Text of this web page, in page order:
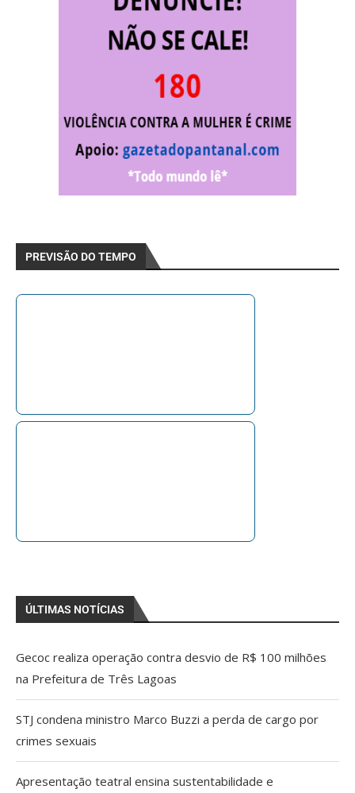
PREVISÃO DO TEMPO
ÚLTIMAS NOTÍCIAS
Gecoc realiza operação contra desvio de R$ 100 milhões
na Prefeitura de Três Lagoas
STJ condena ministro Marco Buzzi a perda de cargo por
crimes sexuais
Apresentação teatral ensina sustentabilidade e